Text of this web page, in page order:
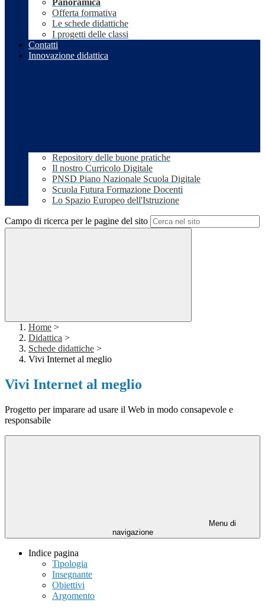
Panoramica
Offerta formativa
Le schede didattiche
I progetti delle classi
Contatti
Innovazione didattica
Repository delle buone pratiche
Il nostro Curricolo Digitale
PNSD Piano Nazionale Scuola Digitale
Scuola Futura Formazione Docenti
Lo Spazio Europeo dell'Istruzione
Campo di ricerca per le pagine del sito
Home >
Didattica >
Schede didattiche >
Vivi Internet al meglio
Vivi Internet al meglio
Progetto per imparare ad usare il Web in modo consapevole e
responsabile
Menu di
navigazione
Indice pagina
Tipologia
Insegnante
Obiettivi
Argomento